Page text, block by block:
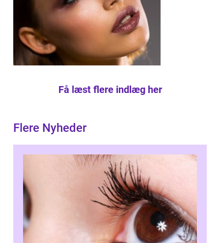
Få læst flere indlæg her
Flere Nyheder